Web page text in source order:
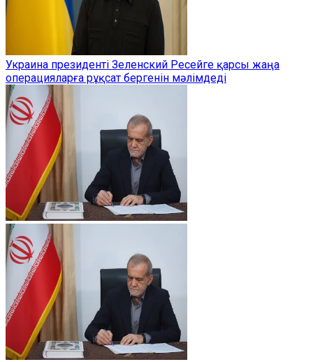
Украина президенті Зеленский Ресейге қарсы жаңа
операцияларға рұқсат бергенін мәлімдеді